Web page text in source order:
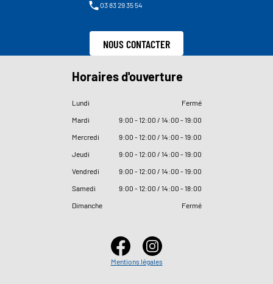
03 83 29 35 54
NOUS CONTACTER
Horaires d'ouverture
Lundi
Fermé
Mardi
9:00 - 12:00 / 14:00 - 19:00
Mercredi
9:00 - 12:00 / 14:00 - 19:00
Jeudi
9:00 - 12:00 / 14:00 - 19:00
Vendredi
9:00 - 12:00 / 14:00 - 19:00
Samedi
9:00 - 12:00 / 14:00 - 18:00
Dimanche
Fermé
Mentions légales